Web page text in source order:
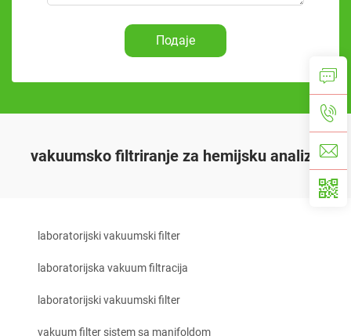
Подаје
vakuumsko filtriranje za hemijsku analizu
laboratorijski vakuumski filter
laboratorijska vakuum filtracija
laboratorijski vakuumski filter
vakuum filter sistem sa manifoldom